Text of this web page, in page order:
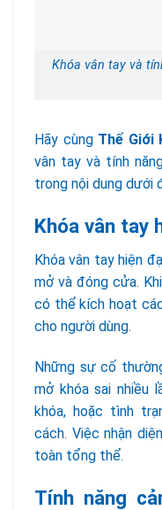
Khóa vân tay và
Hãy cùng Thế Giới
vân tay và tính
trong nội dung dưới
Khóa vân tay
Khóa vân tay hiện
mở và đóng cửa.
có thể kích hoạt
cho người dùng.
Những sự cố
mở khóa sai nhiều
khóa, hoặc tình
cách. Việc nhận
toàn tổng thể.
Tính năng